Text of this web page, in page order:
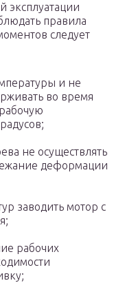
эксплуатации
правила
следует
и не
во время
не осуществлять
деформации
заводить мотор с
рабочих